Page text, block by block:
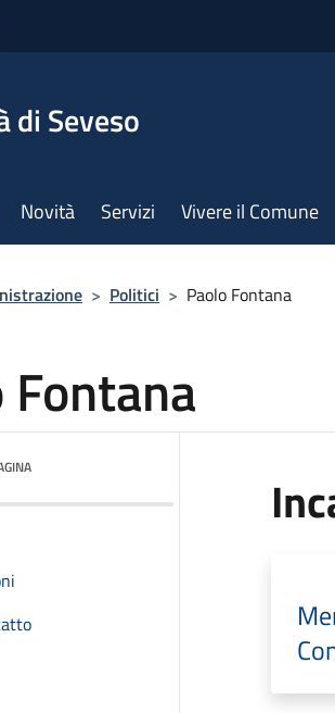
di Seveso
Novità Servizi Vivere il Comune
> Politici > Paolo Fontana
Fontana